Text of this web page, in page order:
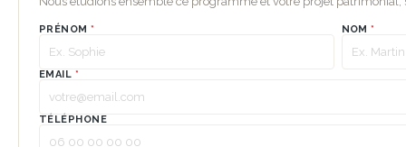
PRÉNOM* NOM*
EMAIL *
TÉLÉPHONE